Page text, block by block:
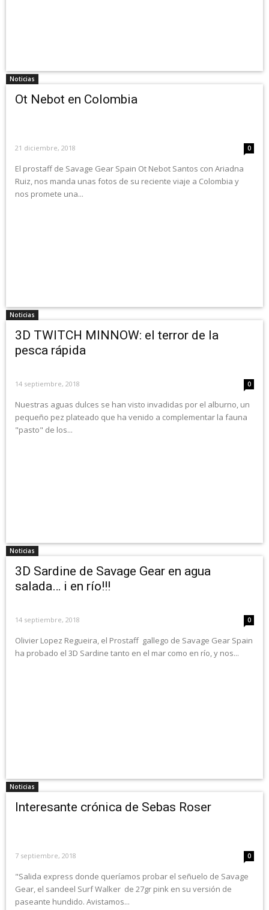
Noticias
Ot Nebot en Colombia
21 diciembre, 2018 0
El prostaff de Savage Gear Spain Ot Nebot Santos con Ariadna
Ruiz, nos manda unas fotos de su reciente viaje a Colombia y
nos promete una...
Noticias
3D TWITCH MINNOW: el terror de la
pesca rápida
14 septiembre, 2018 0
Nuestras aguas dulces se han visto invadidas por el alburno, un
pequeño pez plateado que ha venido a complementar la fauna
"pasto" de los...
Noticias
3D Sardine de Savage Gear en agua
salada… i en río!!!
14 septiembre, 2018 0
Olivier Lopez Regueira, el Prostaff gallego de Savage Gear Spain
ha probado el 3D Sardine tanto en el mar como en río, y nos...
Noticias
Interesante crónica de Sebas Roser
7 septiembre, 2018 0
"Salida express donde queríamos probar el señuelo de Savage
Gear, el sandeel Surf Walker de 27gr pink en su versión de
paseante hundido. Avistamos...